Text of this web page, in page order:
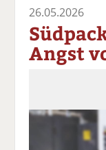
26.05.2026
Angst